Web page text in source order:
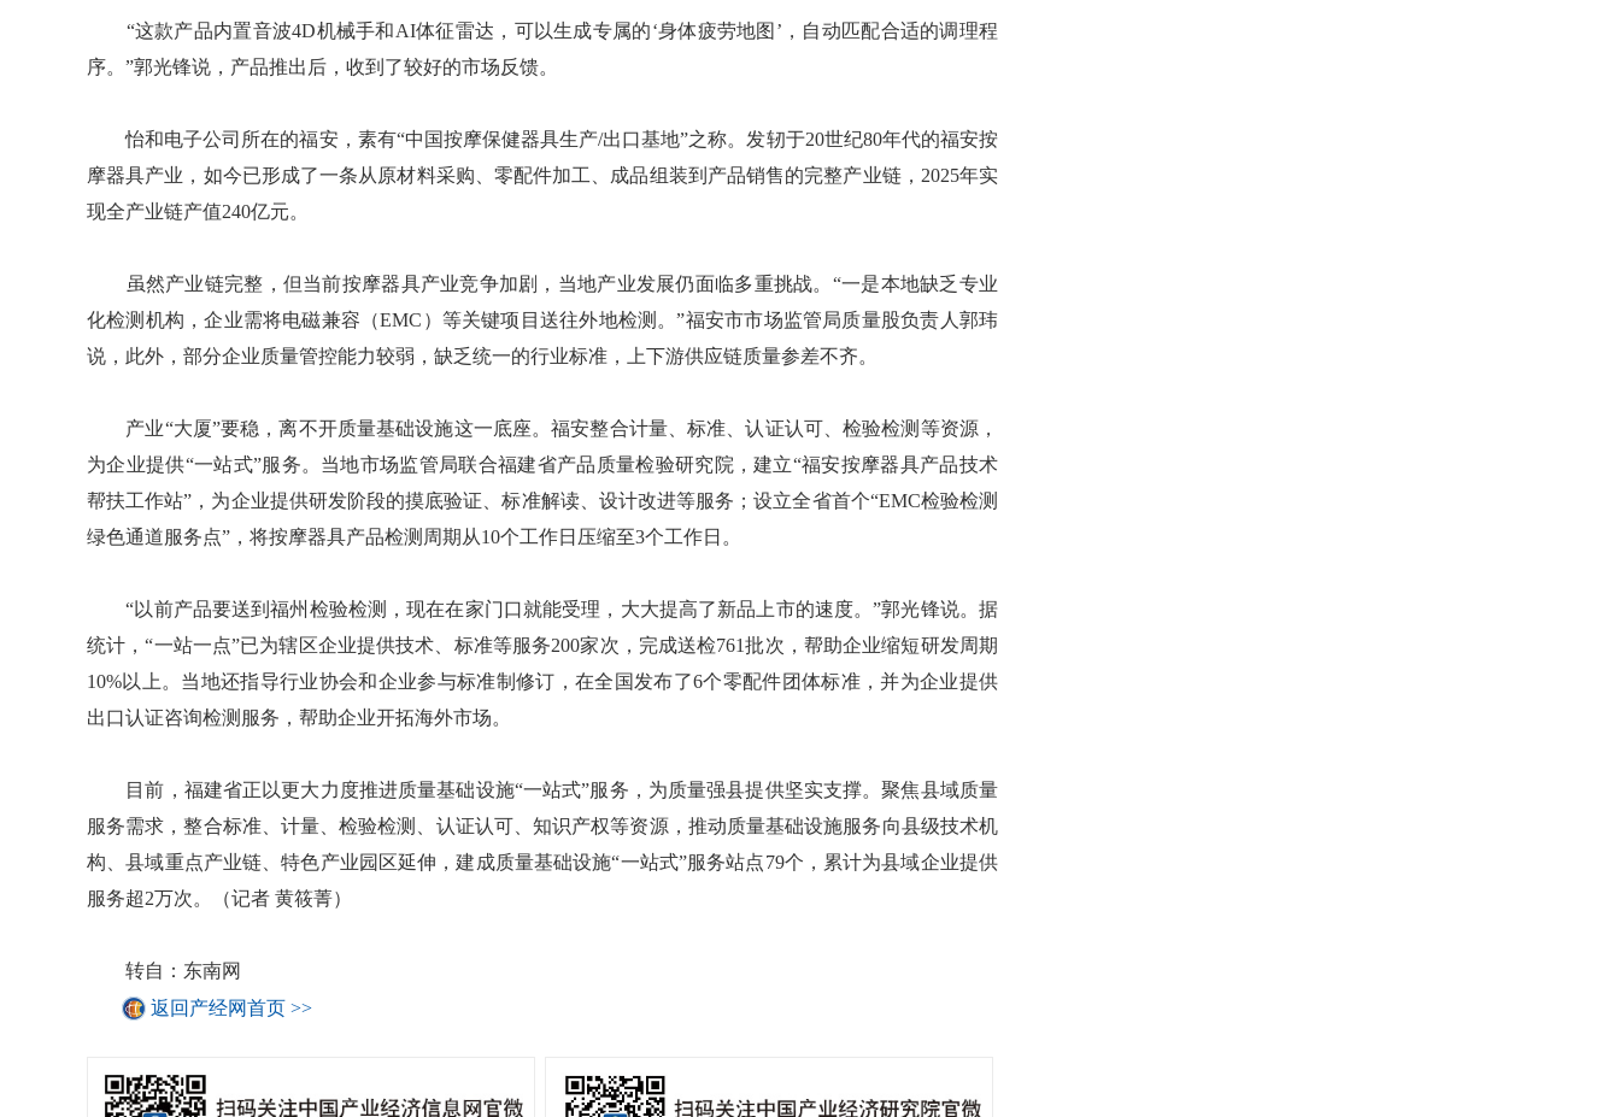
“这款产品内置音波4D机械手和AI体征雷达，可以生成专属的‘身体疲劳地图’，自动匹配合适的调理程
序。”郭光锋说，产品推出后，收到了较好的市场反馈。
怡和电子公司所在的福安，素有“中国按摩保健器具生产/出口基地”之称。发轫于20世纪80年代的福安按
摩器具产业，如今已形成了一条从原材料采购、零配件加工、成品组装到产品销售的完整产业链，2025年实
现全产业链产值240亿元。
虽然产业链完整，但当前按摩器具产业竞争加剧，当地产业发展仍面临多重挑战。“一是本地缺乏专业
化检测机构，企业需将电磁兼容（EMC）等关键项目送往外地检测。”福安市市场监管局质量股负责人郭玮
说，此外，部分企业质量管控能力较弱，缺乏统一的行业标准，上下游供应链质量参差不齐。
产业“大厦”要稳，离不开质量基础设施这一底座。福安整合计量、标准、认证认可、检验检测等资源，
为企业提供“一站式”服务。当地市场监管局联合福建省产品质量检验研究院，建立“福安按摩器具产品技术
帮扶工作站”，为企业提供研发阶段的摸底验证、标准解读、设计改进等服务；设立全省首个“EMC检验检测
绿色通道服务点”，将按摩器具产品检测周期从10个工作日压缩至3个工作日。
“以前产品要送到福州检验检测，现在在家门口就能受理，大大提高了新品上市的速度。”郭光锋说。据
统计，“一站一点”已为辖区企业提供技术、标准等服务200家次，完成送检761批次，帮助企业缩短研发周期
10%以上。当地还指导行业协会和企业参与标准制修订，在全国发布了6个零配件团体标准，并为企业提供
出口认证咨询检测服务，帮助企业开拓海外市场。
目前，福建省正以更大力度推进质量基础设施“一站式”服务，为质量强县提供坚实支撑。聚焦县域质量
服务需求，整合标准、计量、检验检测、认证认可、知识产权等资源，推动质量基础设施服务向县级技术机
构、县域重点产业链、特色产业园区延伸，建成质量基础设施“一站式”服务站点79个，累计为县域企业提供
服务超2万次。（记者 黄筱菁）
转自：东南网
返回产经网首页 >>